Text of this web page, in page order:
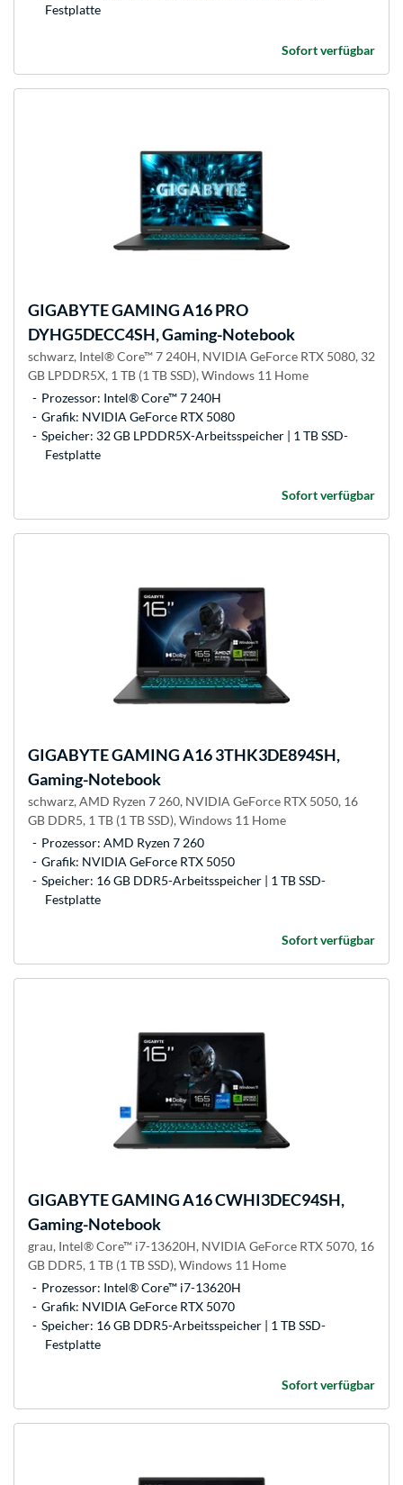
Festplatte
Sofort verfügbar
GIGABYTEGAMING A16 PRO
DYHG5DECC4SH, Gaming-Notebook
schwarz, Intel® Core™ 7 240H, NVIDIA GeForce RTX 5080, 32
GB LPDDR5X, 1 TB (1 TB SSD), Windows 11 Home
Prozessor: Intel® Core™ 7 240H
Grafik: NVIDIA GeForce RTX 5080
Speicher: 32 GB LPDDR5X-Arbeitsspeicher | 1 TB SSD-
Festplatte
Sofort verfügbar
GIGABYTEGAMING A16 3THK3DE894SH,
Gaming-Notebook
schwarz, AMD Ryzen 7 260, NVIDIA GeForce RTX 5050, 16
GB DDR5, 1 TB (1 TB SSD), Windows 11 Home
Prozessor: AMD Ryzen 7 260
Grafik: NVIDIA GeForce RTX 5050
Speicher: 16 GB DDR5-Arbeitsspeicher | 1 TB SSD-
Festplatte
Sofort verfügbar
GIGABYTEGAMING A16 CWHI3DEC94SH,
Gaming-Notebook
grau, Intel® Core™ i7-13620H, NVIDIA GeForce RTX 5070, 16
GB DDR5, 1 TB (1 TB SSD), Windows 11 Home
Prozessor: Intel® Core™ i7-13620H
Grafik: NVIDIA GeForce RTX 5070
Speicher: 16 GB DDR5-Arbeitsspeicher | 1 TB SSD-
Festplatte
Sofort verfügbar